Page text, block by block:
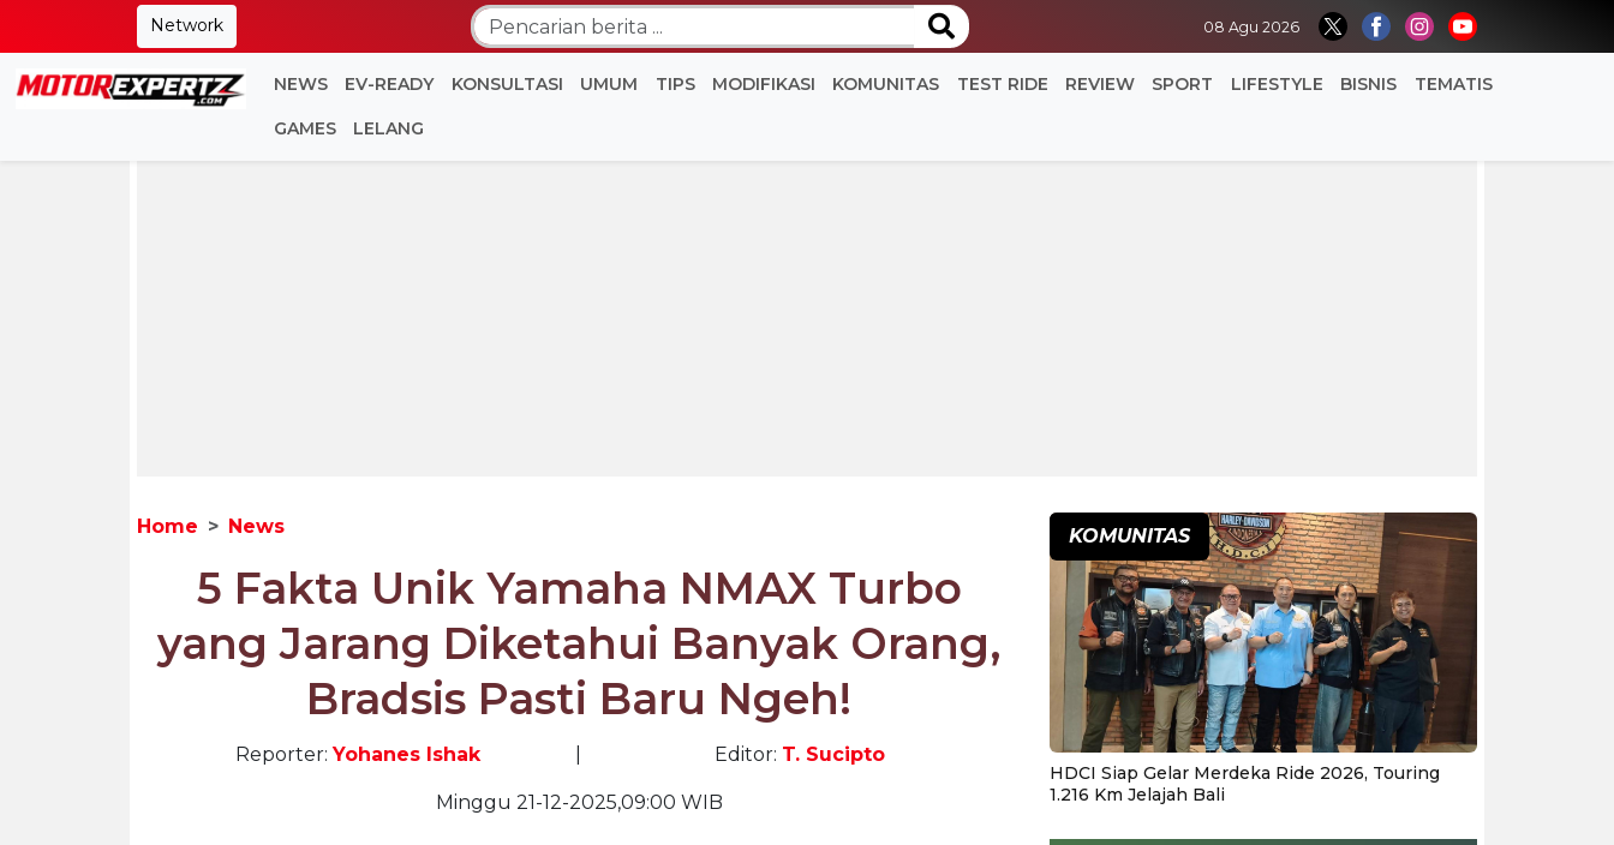
Network 08 Agu 2026
NEWS EV-READY KONSULTASI UMUM TIPS MODIFIKASI KOMUNITAS TEST RIDE REVIEW SPORT LIFESTYLE BISNIS TEMATIS
GAMES LELANG
Home News
5 Fakta Unik Yamaha NMAX Turbo
yang Jarang Diketahui Banyak Orang,
Bradsis Pasti Baru Ngeh!
Reporter:Yohanes Ishak Editor: T. Sucipto
Minggu 21-12-2025,09:00 WIB
KOMUNITAS
HDCI Siap Gelar Merdeka Ride 2026, Touring
1.216 Km Jelajah Bali